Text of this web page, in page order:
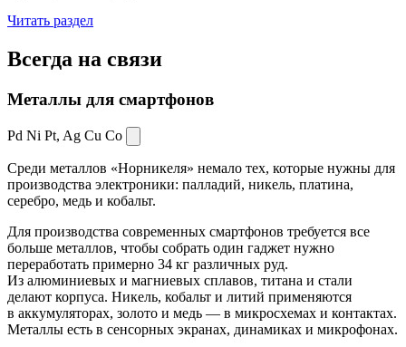
Читать раздел
Всегда на связи
Металлы для смартфонов
Pd Ni Pt, Ag Cu Co
Среди металлов «Норникеля» немало тех, которые нужны для
производства электроники: палладий, никель, платина,
серебро, медь и кобальт.
Для производства современных смартфонов требуется все
больше металлов, чтобы собрать один гаджет нужно
переработать примерно 34 кг различных руд.
Из алюминиевых и магниевых сплавов, титана и стали
делают корпуса. Никель, кобальт и литий применяются
в аккумуляторах, золото и медь — в микросхемах и контактах.
Металлы есть в сенсорных экранах, динамиках и микрофонах.